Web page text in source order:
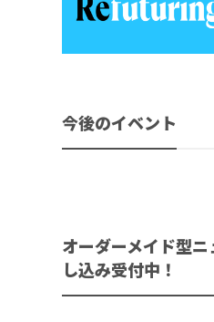
今後のイベント
オーダーメイド型
し込み受付中！